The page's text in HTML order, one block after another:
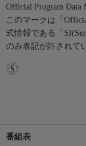
Official Program Data
このマークは「
式情報である「
のみ表記が許されて
番組表